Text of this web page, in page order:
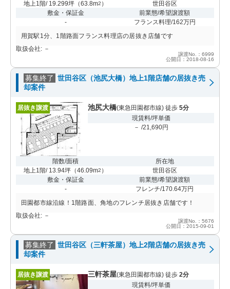
地上1階/ 19.299坪 （63.8m2 ）
世田谷区
敷金・保証金
-
前業態/希望譲渡額
フランス料理/162万円
用賀駅1分、1階路面フランス料理店の居抜き店舗です
取扱会社: －
譲渡No.：6999
公開日：2018-08-16
募集終了 世田谷区（池尻大橋）地上1階店舗の居抜き売
却案件
居抜き譲渡 池尻大橋(東急田園都市線) 徒歩 5分
現賃料/坪単価
－ /21,690円
階数/面積
地上1階/ 13.94坪 （46.09m2 ）
所在地
世田谷区
敷金・保証金
-
前業態/希望譲渡額
フレンチ/170.64万円
田園都市線沿線！1階路面、角地のフレンチ居抜き店舗です！
取扱会社: －
譲渡No.：5676
公開日：2015-09-01
募集終了 世田谷区（三軒茶屋）地上2階店舗の居抜き売
却案件
居抜き譲渡 三軒茶屋(東急田園都市線) 徒歩 2分
現賃料/坪単価